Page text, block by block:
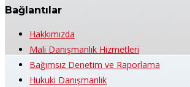
Bağlantılar
Hakkımızda
Mali Danışmanlık Hizmetleri
Bağımsız Denetim ve Raporlama
Hukuki Danışmanlık